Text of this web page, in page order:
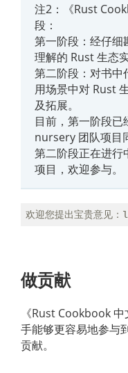
注2：《Rust
段：
第一阶段：经仔细
理解的 Rust 生态
第二阶段：对书中
用场景中对 Rust
及拓展。
目前，第一阶段
nursery 团队项目
第二阶段正在进行
项目，欢迎参与。
做贡献
《Rust Cookbook
手能够更容易地参与
贡献。